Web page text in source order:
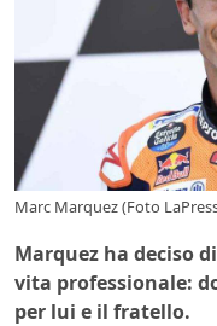
Marc Marquez (Foto
Marquez ha deciso
vita professionale:
per lui e il fratello.